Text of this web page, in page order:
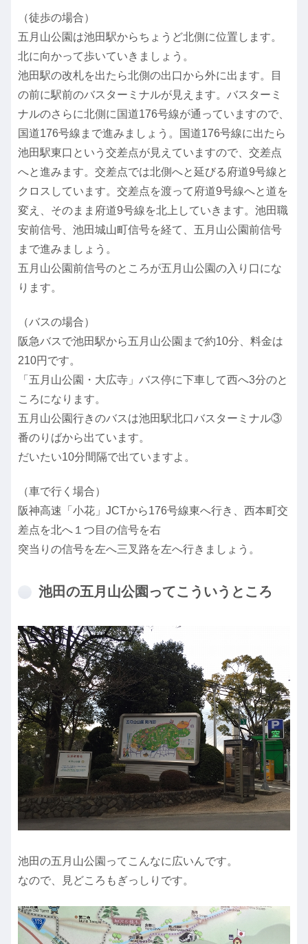
（徒歩の場合）
五月山公園は池田駅からちょうど北側に位置します。
北に向かって歩いていきましょう。
池田駅の改札を出たら北側の出口から外に出ます。目
の前に駅前のバスターミナルが見えます。バスターミ
ナルのさらに北側に国道176号線が通っていますので、
国道176号線まで進みましょう。国道176号線に出たら
池田駅東口という交差点が見えていますので、交差点
へと進みます。交差点では北側へと延びる府道9号線と
クロスしています。交差点を渡って府道9号線へと道を
変え、そのまま府道9号線を北上していきます。池田職
安前信号、池田城山町信号を経て、五月山公園前信号
まで進みましょう。
五月山公園前信号のところが五月山公園の入り口にな
ります。
（バスの場合）
阪急バスで池田駅から五月山公園まで約10分、料金は
210円です。
「五月山公園・大広寺」バス停に下車して西へ3分のと
ころになります。
五月山公園行きのバスは池田駅北口バスターミナル③
番のりばから出ています。
だいたい10分間隔で出ていますよ。
（車で行く場合）
阪神高速「小花」JCTから176号線東へ行き、西本町交
差点を北へ１つ目の信号を右
突当りの信号を左へ三叉路を左へ行きましょう。
池田の五月山公園ってこういうところ
池田の五月山公園ってこんなに広いんです。
なので、見どころもぎっしりです。